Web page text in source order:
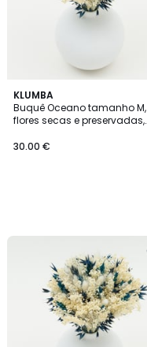
KLUMBA
Buquê Oceano tamanho M,
flores secas e preservadas,
30.00 €